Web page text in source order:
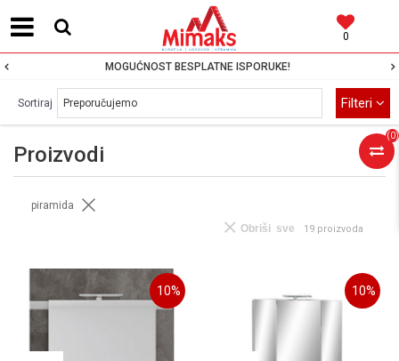
0
MOGUĆNOST BESPLATNE ISPORUKE!
(0)
Proizvodi
Sortiraj Filteri
piramida
19 proizvoda
Obriši sve
10% 10%